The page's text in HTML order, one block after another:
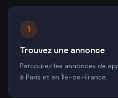
1
Trouvez une annonce
Parcourez les annonces de
à Paris et en Île-de-France.